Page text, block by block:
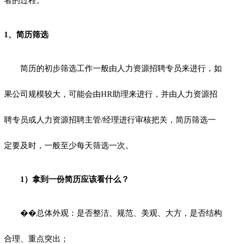
1、 简历筛选
简历的初步筛选工作一般由人力资源招聘专员来进行，如
果公司规模较大，可能会由HR助理来进行，并由人力资源招
聘专员或人力资源招聘主管/经理进行审核把关，简历筛选一
定要及时，一般至少每天筛选一次。
1）拿到一份简历应该看什么？
��总体外观：是否整洁、规范、美观、大方，是否结构
合理、重点突出；